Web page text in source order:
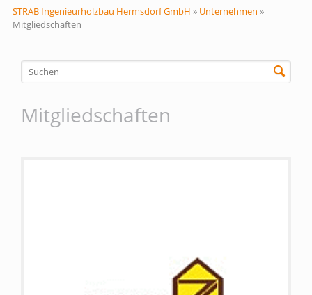
STRAB Ingenieurholzbau Hermsdorf GmbH » Unternehmen »
Mitgliedschaften
Mitgliedschaften